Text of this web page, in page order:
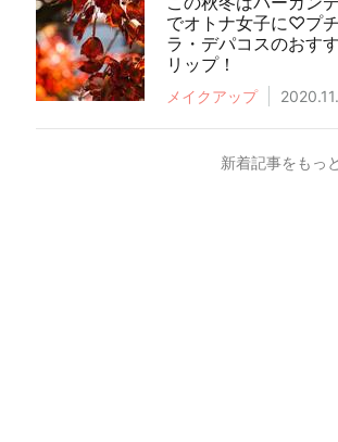
でオトナ女子に♡プ
ラ・デパコスのおす
リップ！
メイクアップ
新着記事をもっ